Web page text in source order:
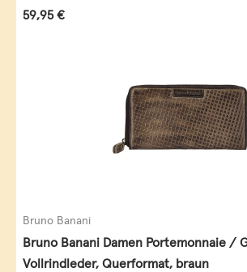
Regulärer Preis:
59,95 €
Bruno Banani
Bruno Banani Damen Portemonnaie /
Vollrindleder, Querformat, braun